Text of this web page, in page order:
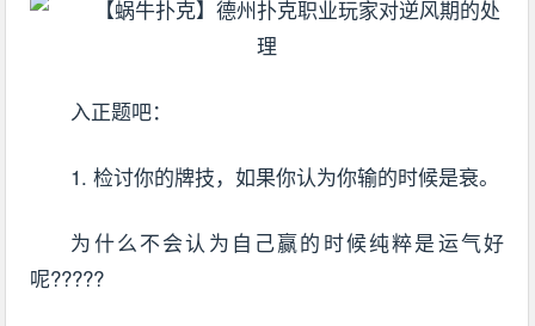
入正题吧：
1. 检讨你的牌技，如果你认为你输的时候是衰。
为什么不会认为自己赢的时候纯粹是运气好
呢?????